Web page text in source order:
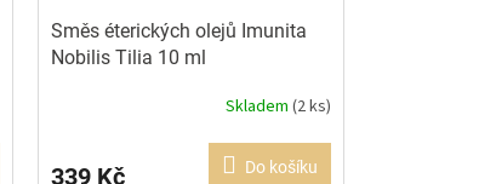
Směs éterických olejů Imunita
Nobilis Tilia 10 ml
je
Skladem (2 ks)
339 Kč Do košíku